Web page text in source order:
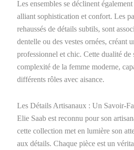
Les ensembles se déclinent
alliant sophistication et confort. Les
rehaussés de détails subtils, sont
dentelle ou des vestes ornées, créant
professionnel et chic. Cette dualité de
complexité de la femme moderne,
différents rôles avec aisance.
Les Détails Artisanaux : Un Savoir-
Elie Saab est reconnu pour son
cette collection met en lumière son
aux détails. Chaque pièce est un